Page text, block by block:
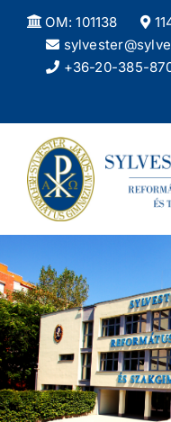
Kihagyás
OM: 101138
+36-20-385-
Iskolánkról
Felvételizőknek